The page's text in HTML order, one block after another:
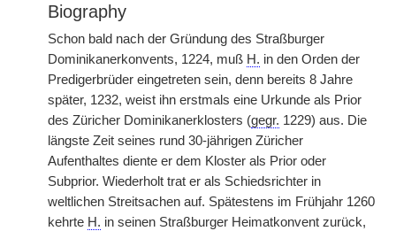
Biography
Schon bald nach der Gründung des Straßburger
Dominikanerkonvents, 1224, muß H. in den Orden der
Predigerbrüder eingetreten sein, denn bereits 8 Jahre
später, 1232, weist ihn erstmals eine Urkunde als Prior
des Züricher Dominikanerklosters (gegr. 1229) aus. Die
längste Zeit seines rund 30-jährigen Züricher
Aufenthaltes diente er dem Kloster als Prior oder
Subprior. Wiederholt trat er als Schiedsrichter in
weltlichen Streitsachen auf. Spätestens im Frühjahr 1260
kehrte H. in seinen Straßburger Heimatkonvent zurück,